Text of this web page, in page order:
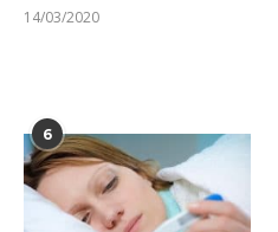
14/03/2020
6